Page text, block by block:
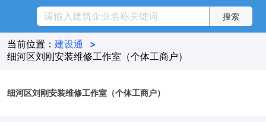
当前位置： 建设通
>
细河区刘刚安装维修工作室（个体工商户）
细河区刘刚安装维修工作室（个体工商户）